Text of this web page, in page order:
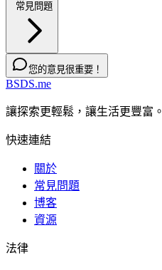
常見問題
您的意見很重要！
BSDS.me
讓探索更輕鬆，讓生活更豐富。
快速連結
關於
常見問題
博客
資源
法律